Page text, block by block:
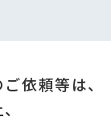
依頼等は、